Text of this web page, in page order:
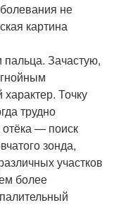
не
картина
Зачастую,
Точку
трудно
отёка — поиск
зонда,
участков
более